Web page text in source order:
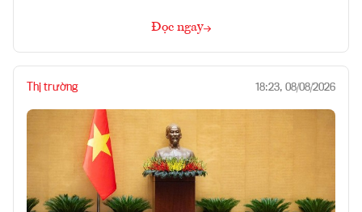
Đọc ngay
Thị trường 18:23, 08/08/2026